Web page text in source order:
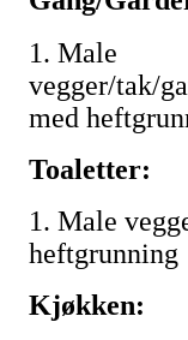
1. Male
vegger/tak/
med
Toaletter:
1. Male
heftgrunning
Kjøkken: